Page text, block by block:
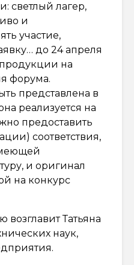
светлый лагер,
и
участие,
до 24 апреля
на
форума.
представлена в
реализуется на
предоставить
соответствия,
и оригинал
на конкурс
Татьяна
наук,